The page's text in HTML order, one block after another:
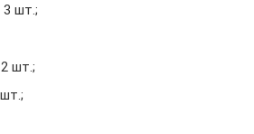
шт.;
шт.;